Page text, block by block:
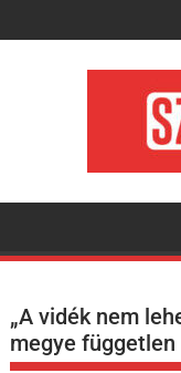
to
„A vidék nem
megye